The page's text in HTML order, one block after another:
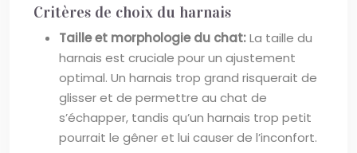
Critères de choix du harnais
Taille et morphologie du chat:La taille du
harnais est cruciale pour un ajustement
optimal. Un harnais trop grand risquerait de
glisser et de permettre au chat de
s’échapper, tandis qu’un harnais trop petit
pourrait le gêner et lui causer de l’inconfort.